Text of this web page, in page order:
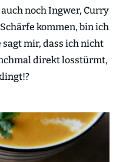
noch Ingwer, Curry
kommen, bin ich
mir, dass ich nicht
direkt losstürmt,